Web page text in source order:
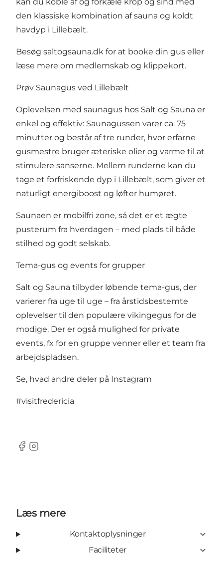
kan du koble af og forkæle krop og sind med
den klassiske kombination af sauna og koldt
havdyp i Lillebælt.
Besøg saltogsauna.dk for at booke din gus eller
læse mere om medlemskab og klippekort.
Prøv Saunagus ved Lillebælt
Oplevelsen med saunagus hos Salt og Sauna er
enkel og effektiv: Saunagussen varer ca. 75
minutter og består af tre runder, hvor erfarne
gusmestre bruger æteriske olier og varme til at
stimulere sanserne. Mellem runderne kan du
tage et forfriskende dyp i Lillebælt, som giver et
naturligt energiboost og løfter humøret.
Saunaen er mobilfri zone, så det er et ægte
pusterum fra hverdagen – med plads til både
stilhed og godt selskab.
Tema-gus og events for grupper
Salt og Sauna tilbyder løbende tema-gus, der
varierer fra uge til uge – fra årstidsbestemte
oplevelser til den populære vikingegus for de
modige. Der er også mulighed for private
events, fx for en gruppe venner eller et team fra
arbejdspladsen.
Se, hvad andre deler på Instagram
#visitfredericia
Facebook
Instagram
Læs mere
Kontaktoplysninger
Faciliteter